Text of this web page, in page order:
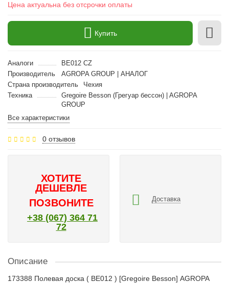
Цена актуальна без отсрочки оплаты
Купить
Аналоги
BE012 CZ
Производитель
AGROPA GROUP | АНАЛОГ
Страна производитель
Чехия
Техника
Gregoire Besson (Грегуар бессон) | AGROPA
GROUP
Все характеристики
0 отзывов
ХОТИТЕ
ДЕШЕВЛЕ
ПОЗВОНИТЕ
+38 (067) 364 71
72
Доставка
Описание
173388 Полевая доска ( BE012 ) [Gregoire Besson] AGROPA